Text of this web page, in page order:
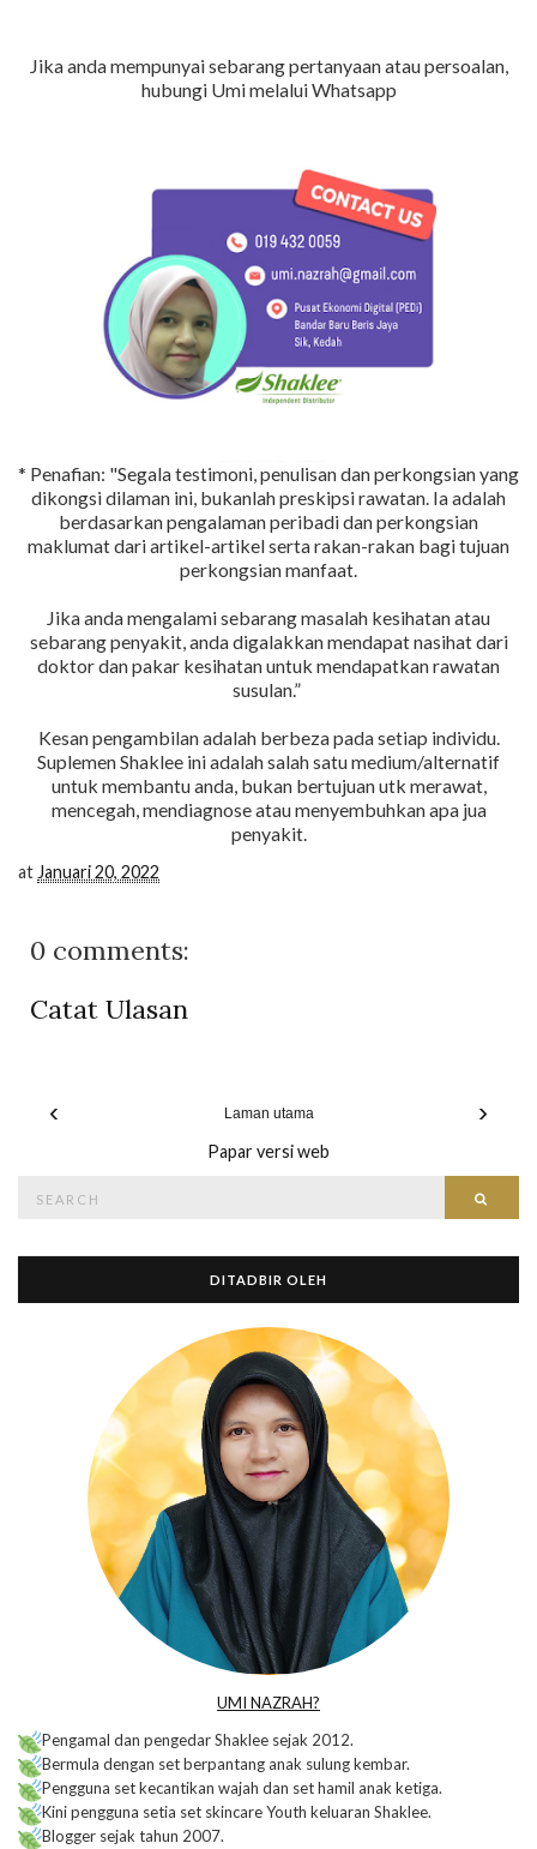
Jika anda mempunyai sebarang pertanyaan atau persoalan,
hubungi Umi melalui Whatsapp
* Penafian: "Segala testimoni, penulisan dan perkongsian yang
dikongsi dilaman ini, bukanlah preskipsi rawatan. Ia adalah
berdasarkan pengalaman peribadi dan perkongsian
maklumat dari artikel-artikel serta rakan-rakan bagi tujuan
perkongsian manfaat.
Jika anda mengalami sebarang masalah kesihatan atau
sebarang penyakit, anda digalakkan mendapat nasihat dari
doktor dan pakar kesihatan untuk mendapatkan rawatan
susulan.”
Kesan pengambilan adalah berbeza pada setiap individu.
Suplemen Shaklee ini adalah salah satu medium/alternatif
untuk membantu anda, bukan bertujuan utk merawat,
mencegah, mendiagnose atau menyembuhkan apa jua
penyakit.
at Januari 20, 2022
0 comments:
Catat Ulasan
‹ ›
Laman utama
Papar versi web
for:
DITADBIR OLEH
UMI NAZRAH?
Pengamal dan pengedar Shaklee sejak 2012.
Bermula dengan set berpantang anak sulung kembar.
Pengguna set kecantikan wajah dan set hamil anak ketiga.
Kini pengguna setia set skincare Youth keluaran Shaklee.
Blogger sejak tahun 2007.